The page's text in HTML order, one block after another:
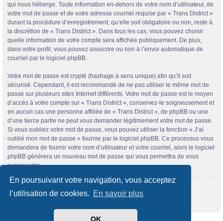
En poursuivant votre navigation, vous acceptez
l’utilisation de cookies. En savoir plus
OK
qui nous héberge. Toute information en-dehors de votre nom d’utilisateur, de
votre mot de passe et de votre adresse courriel requise par « Trans District »
durant la procédure d’enregistrement, qu’elle soit obligatoire ou non, reste à
la discrétion de « Trans District ». Dans tous les cas, vous pouvez choisir
quelle information de votre compte sera affichée publiquement. De plus,
dans votre profil, vous pouvez souscrire ou non à l’envoi automatique de
courriel par le logiciel phpBB.
Votre mot de passe est crypté (hashage à sens unique) afin qu’il soit
sécurisé. Cependant, il est recommandé de ne pas utiliser le même mot de
passe sur plusieurs sites Internet différents. Votre mot de passe est le moyen
d’accès à votre compte sur « Trans District », conservez-le soigneusement et
en aucun cas une personne affiliée de « Trans District », de phpBB ou une
d’une tierce partie ne peut vous demander légitimement votre mot de passe.
Si vous oubliez votre mot de passe, vous pouvez utiliser la fonction « J’ai
oublié mon mot de passe » fournie par le logiciel phpBB. Ce processus vous
demandera de fournir votre nom d’utilisateur et votre courriel, alors le logiciel
phpBB générera un nouveau mot de passe qui vous permettra de vous
reconnecter.
Retour à la page précédente